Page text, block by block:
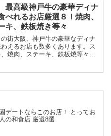
おいしいお店をランキング形式
していきたいと思い...
高級神戸牛の豪華ディナ
べれるお店厳選８！焼肉、
キ、鉄板焼き等々
街大阪、神戸牛の豪華なディナ
えるお店も数多くあります。ス
焼肉、ステーキ、鉄板焼等々、
デートならこのお店！ とってお
の和食店 厳選8選